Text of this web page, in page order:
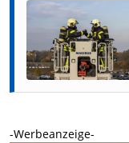
-Werbeanzeige-